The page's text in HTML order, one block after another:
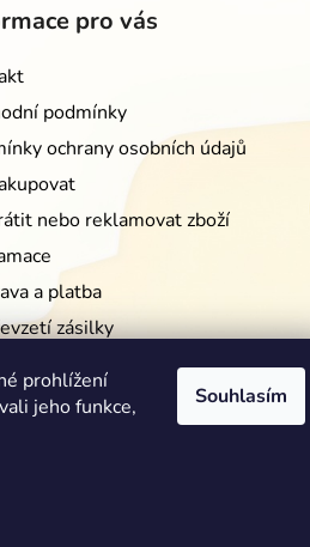
prohlížení
jeho funkce,
Souhlasím
pro vás
podmínky
ochrany osobních údajů
nebo reklamovat zboží
a platba
zásilky